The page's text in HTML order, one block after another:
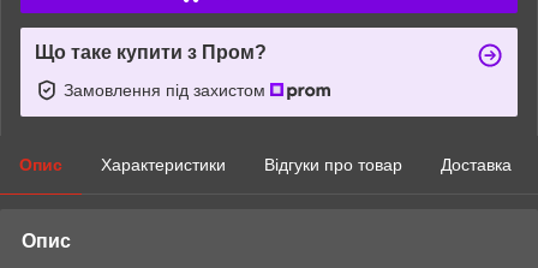
Що таке купити з Пром?
Замовлення під захистом
Опис Характеристики Відгуки про товар Доставка
Опис